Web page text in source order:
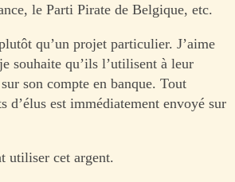
le Parti Pirate de Belgique, etc.
qu’un projet particulier. J’aime
souhaite qu’ils l’utilisent à leur
son compte en banque. Tout
d’élus est immédiatement envoyé sur
utiliser cet argent.